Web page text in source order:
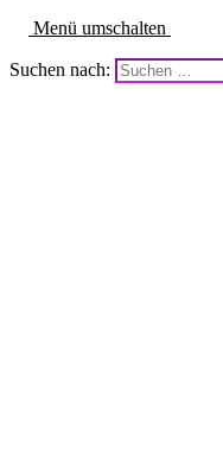
Menü umschalten
Suchen nach: